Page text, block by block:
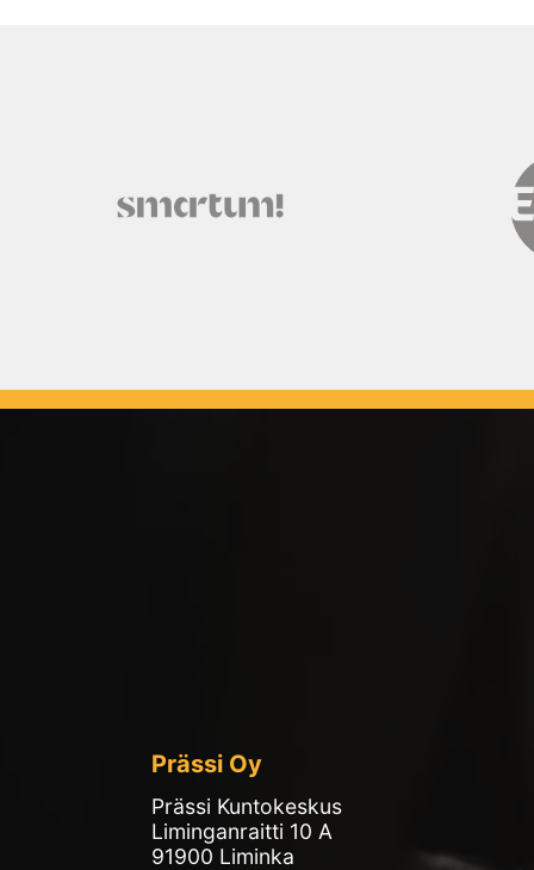
Prässi Oy
Prässi Kuntokeskus
Liminganraitti 10 A
91900 Liminka